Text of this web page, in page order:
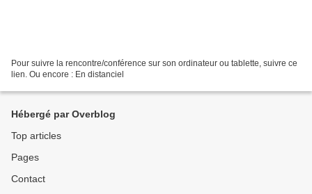
Pour suivre la rencontre/conférence sur son ordinateur ou tablette, suivre ce
lien. Ou encore : En distanciel
Hébergé par Overblog
Top articles
Pages
Contact